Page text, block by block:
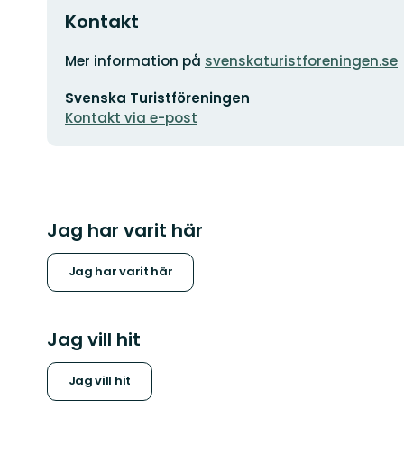
Kontakt
Adress
Mer information på svenskaturistforeningen.se
postadress
Svenska Turistföreningen
Kontakt via e-post
Jag har varit här
Jag har varit här
Jag vill hit
Jag vill hit